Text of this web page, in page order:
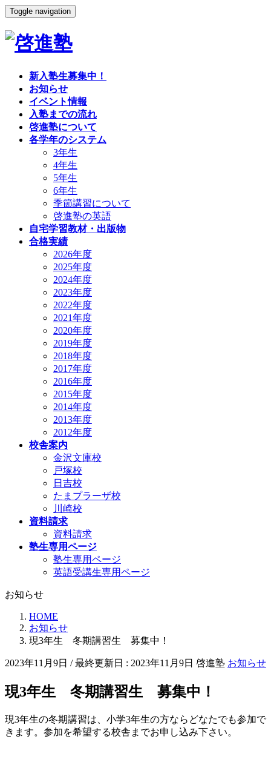
Toggle navigation
新入塾生募集中！
お知らせ
イベント情報
入塾までの流れ
啓進塾について
各学年のシステム
3年生
4年生
5年生
6年生
季節講習について
啓進塾の英語
自宅学習教材・出版物
合格実績
2026年度
2025年度
2024年度
2023年度
2022年度
2021年度
2020年度
2019年度
2018年度
2017年度
2016年度
2015年度
2014年度
2013年度
2012年度
校舎案内
金沢文庫校
戸塚校
日吉校
たまプラーザ校
川崎校
資料請求
資料請求
塾生専用ページ
塾生専用ページ
英語受講生専用ページ
お知らせ
HOME
お知らせ
現3年生 冬期講習生 募集中！
2023年11月9日 / 最終更新日 : 2023年11月9日 啓進塾 お知らせ
現3年生 冬期講習生 募集中！
現3年生の冬期講習は、小学3年生の方ならどなたでも参加で
きます。参加を希望する校舎までお申し込み下さい。